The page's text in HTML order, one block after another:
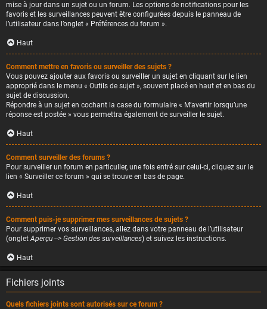
mise à jour dans un sujet ou un forum. Les options de notifications pour les
favoris et les surveillances peuvent être configurées depuis le panneau de
l’utilisateur dans l’onglet « Préférences du forum ».
Haut
Comment mettre en favoris ou surveiller des sujets ?
Vous pouvez ajouter aux favoris ou surveiller un sujet en cliquant sur le lien
approprié dans le menu « Outils de sujet », souvent placé en haut et en bas du
sujet de discussion.
Répondre à un sujet en cochant la case du formulaire « M’avertir lorsqu’une
réponse est postée » vous permettra également de surveiller le sujet.
Haut
Comment surveiller des forums ?
Pour surveiller un forum en particulier, une fois entré sur celui-ci, cliquez sur le
lien « Surveiller ce forum » qui se trouve en bas de page.
Haut
Comment puis-je supprimer mes surveillances de sujets ?
Pour supprimer vos surveillances, allez dans votre panneau de l’utilisateur
(ongletAperçu --> Gestion des surveillances) et suivez les instructions.
Haut
Fichiers joints
Quels fichiers joints sont autorisés sur ce forum ?